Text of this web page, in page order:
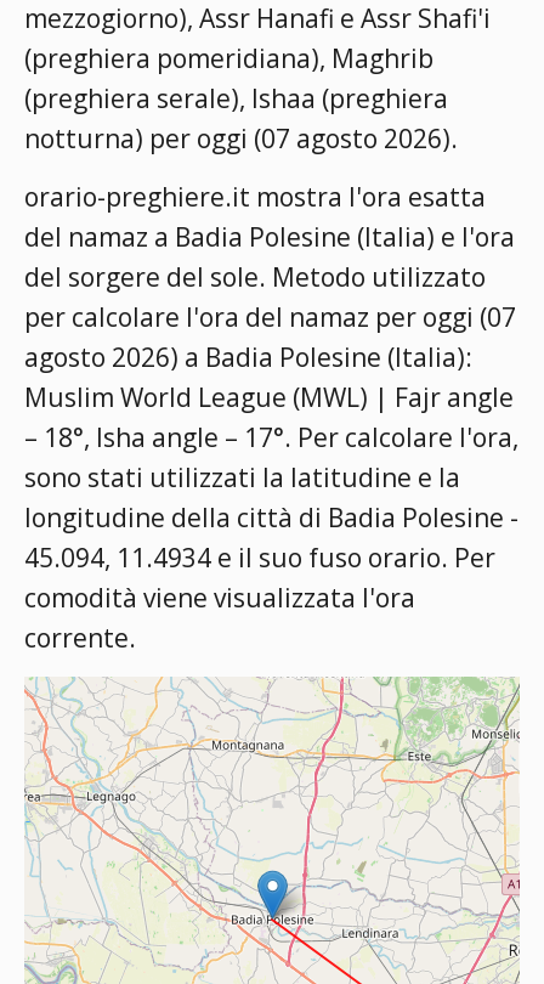
mezzogiorno), Assr Hanafi e Assr Shafi'i
(preghiera pomeridiana), Maghrib
(preghiera serale), Ishaa (preghiera
notturna) per oggi (07 agosto 2026).
orario-preghiere.it mostra l'ora esatta
del namaz a Badia Polesine (Italia) e l'ora
del sorgere del sole. Metodo utilizzato
per calcolare l'ora del namaz per oggi (07
agosto 2026) a Badia Polesine (Italia):
Muslim World League (MWL) | Fajr angle
– 18°, Isha angle – 17°. Per calcolare l'ora,
sono stati utilizzati la latitudine e la
longitudine della città di Badia Polesine -
45.094, 11.4934 e il suo fuso orario. Per
comodità viene visualizzata l'ora
corrente.